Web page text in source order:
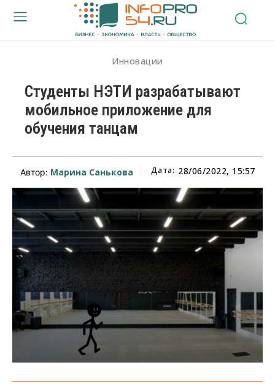
Инновации
Студенты НЭТИ разрабатывают
мобильное приложение для
обучения танцам
Автор: Марина Санькова Дата: 28/06/2022, 15:57